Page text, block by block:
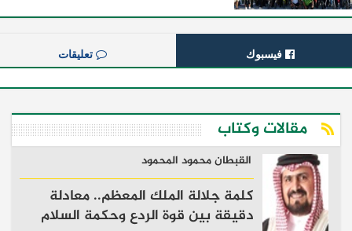
فيسبوك تعليقات
مقالات وكتاب
القبطان محمود المحمود
كلمة جلالة الملك المعظم.. معادلة
دقيقة بين قوة الردع وحكمة السلام